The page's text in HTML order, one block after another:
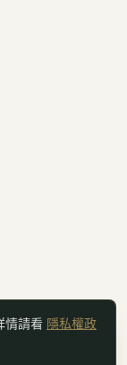
情請看 隱私權政